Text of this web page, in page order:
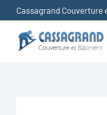
au
contenu
Cassagrand Couverture